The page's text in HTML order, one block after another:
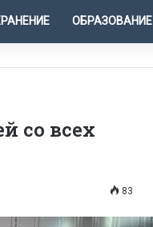
ОБРАЗОВАНИЕ
со всех
83